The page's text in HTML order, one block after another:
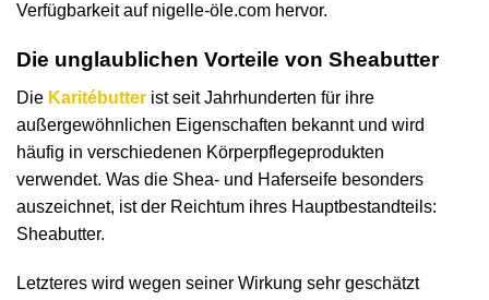
Verfügbarkeit auf nigelle-öle.com hervor.
Die unglaublichen Vorteile von Sheabutter
Die Karitébutter ist seit Jahrhunderten für ihre
außergewöhnlichen Eigenschaften bekannt und wird
häufig in verschiedenen Körperpflegeprodukten
verwendet. Was die Shea- und Haferseife besonders
auszeichnet, ist der Reichtum ihres Hauptbestandteils:
Sheabutter.
Letzteres wird wegen seiner Wirkung sehr geschätzt